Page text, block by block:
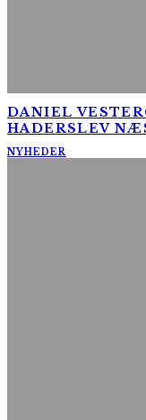
DANIEL
HADERSLEV
NYHEDER